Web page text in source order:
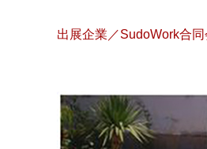
出展企業／SudoWork合同